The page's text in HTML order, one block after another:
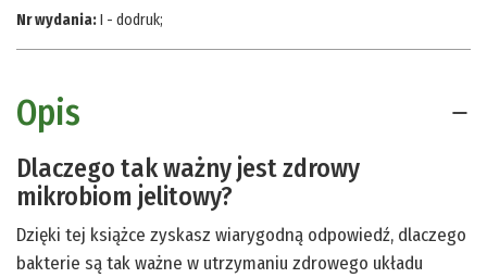
Nr wydania:I - dodruk;
Opis
Dlaczego tak ważny jest zdrowy
mikrobiom jelitowy?
Dzięki tej książce zyskasz wiarygodną odpowiedź, dlaczego
bakterie są tak ważne w utrzymaniu zdrowego układu